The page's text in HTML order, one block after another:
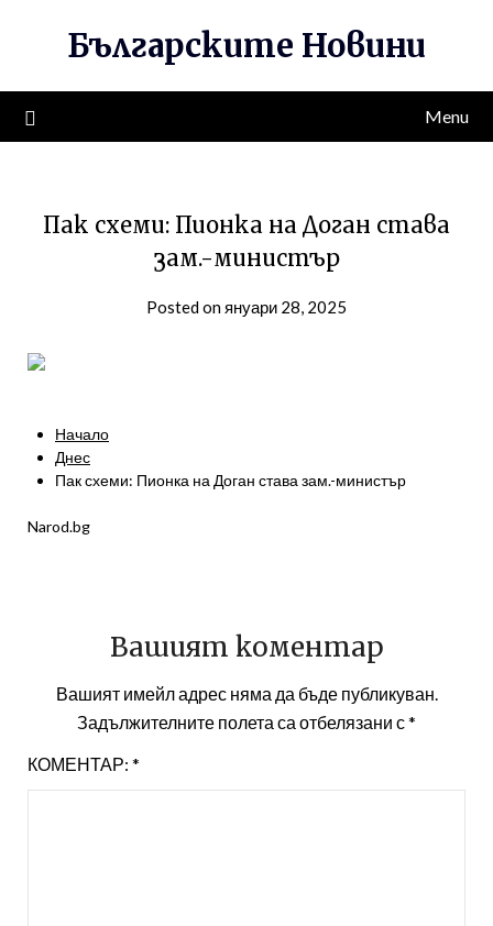
Българските Новини
Menu
Пак схеми: Пионка на Доган става
зам.-министър
Posted on януари 28, 2025
Начало
Днес
Пак схеми: Пионка на Доган става зам.-министър
Narod.bg
Вашият коментар
Вашият имейл адрес няма да бъде публикуван.
Задължителните полета са отбелязани с*
КОМЕНТАР: *